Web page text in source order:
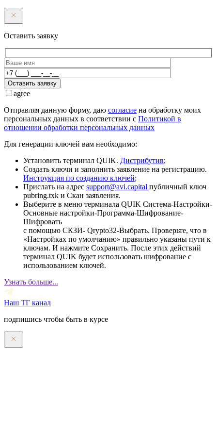
Оставить заявку
Оставить заявку
agree
Отправляя данную форму, даю согласие на обработку моих
персональных данных в соответствии с Политикой в
отношении обработки персональных данных
Для генерации ключей вам необходимо:
Установить терминал QUIK. Дистрибутив;
Создать ключи и заполнить заявление на регистрацию.
Инструкция по созданию ключей;
Прислать на адрес support@avi.capital публичный ключ
pubring.txk и Скан заявления.
Выберите в меню терминала QUIK Система-Настройки-
Основные настройки-Программа-Шифрование-
Шифровать
с помощью СКЗИ- Qrypto32-Выбрать. Проверьте, что в
«Настройках по умолчанию» правильно указаны пути к
ключам. И нажмите Сохранить. После этих действий
терминал QUIK будет использовать шифрование с
использованием ключей.
Узнать больше...
Наш ТГ канал
подпишись чтобы быть в курсе